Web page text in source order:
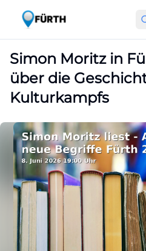
Simon Moritz in
über die
Kulturkampfs